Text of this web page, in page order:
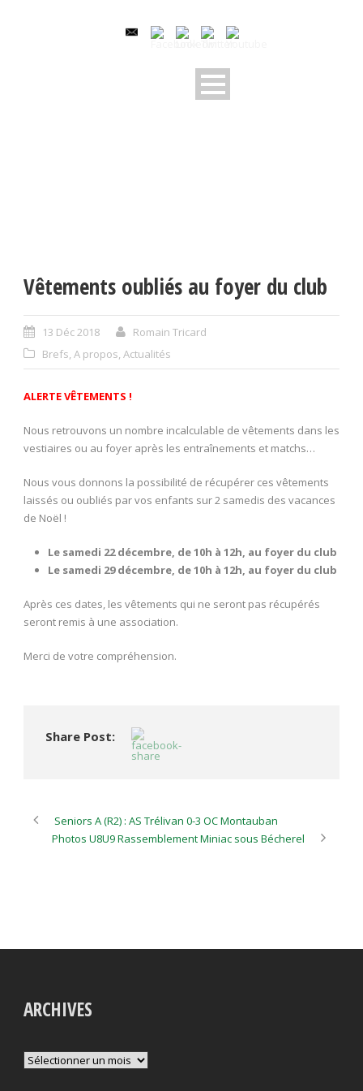
Vêtements oubliés au foyer du club
13 Déc 2018
Romain Tricard
Brefs, A propos, Actualités
ALERTE VÊTEMENTS !
Nous retrouvons un nombre incalculable de vêtements dans les
vestiaires ou au foyer après les entraînements et matchs…
Nous vous donnons la possibilité de récupérer ces vêtements
laissés ou oubliés par vos enfants sur 2 samedis des vacances
de Noël !
Le samedi 22 décembre, de 10h à 12h, au foyer du club
Le samedi 29 décembre, de 10h à 12h, au foyer du club
Après ces dates, les vêtements qui ne seront pas récupérés
seront remis à une association.
Merci de votre compréhension.
Share Post:
Seniors A (R2) : AS Trélivan 0-3 OC Montauban
Photos U8U9 Rassemblement Miniac sous Bécherel
ARCHIVES
Archives